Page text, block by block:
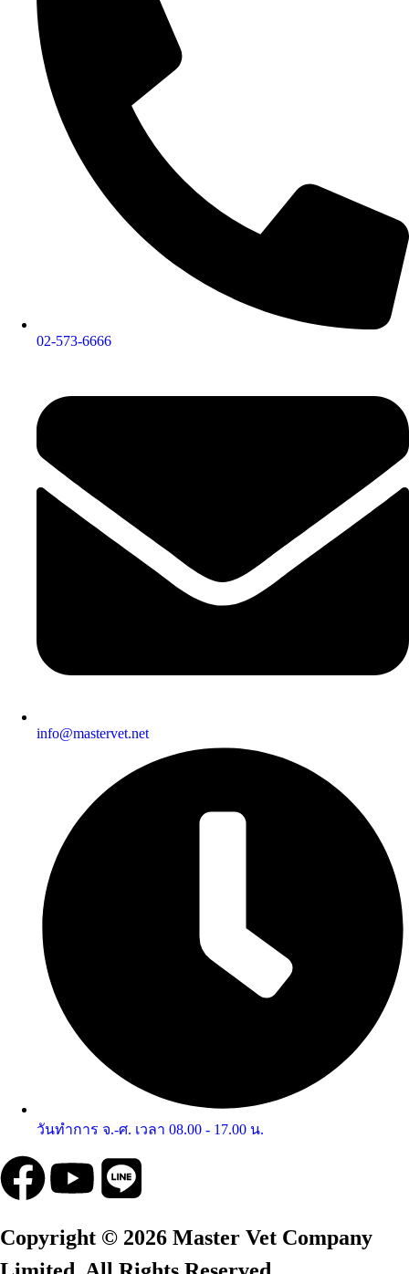
02-573-6666
info@mastervet.net
วันทำการ จ.-ศ. เวลา 08.00 - 17.00 น.
Copyright © 2026 Master Vet Company